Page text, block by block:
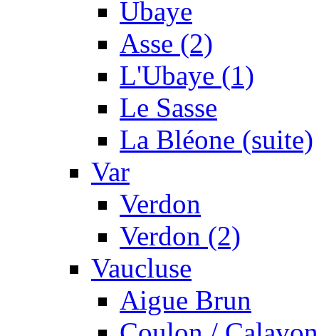
Ubaye
Asse (2)
L'Ubaye (1)
Le Sasse
La Bléone (suite)
Var
Verdon
Verdon (2)
Vaucluse
Aigue Brun